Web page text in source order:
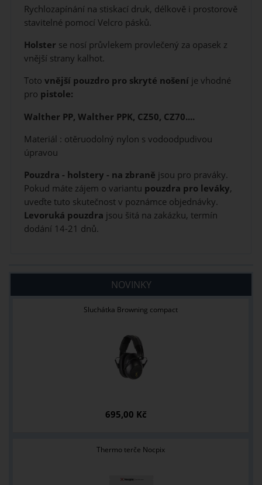
Rychlozapínání na stiskací druk, délkově i prostorově
stavitelné pomocí Velcro pásků.
Holster se nosí průvlekem provlečený za opasek z
vnější strany kalhot.
Toto vnější pouzdro pro skryté nošeníje vhodné
pro pistole:
Walther PP, Walther PPK, CZ50, CZ70....
Materiál : otěruodolný nylon s vodoodpudivou
úpravou
Pouzdra - holstery - na zbraně jsou pro praváky.
Pokud máte zájem o variantu pouzdra pro leváky,
uveďte tuto skutečnost v poznámce objednávky.
Levoruká pouzdra jsou šitá na zakázku, termín
dodání 14-21 dnů.
NOVINKY
Sluchátka Browning compact
695,00 Kč
Thermo terče Nocpix